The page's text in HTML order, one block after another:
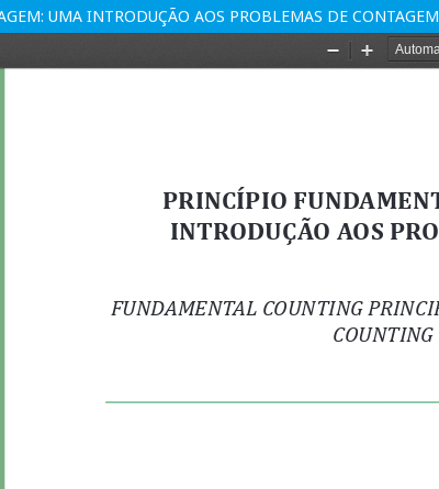
UMA INTRODUÇÃO AOS PROBLEMAS DE CONTAGEM